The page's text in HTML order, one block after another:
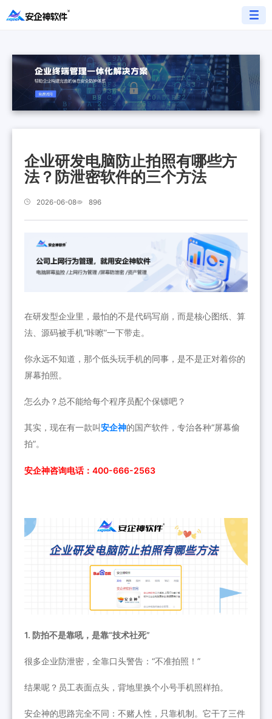
企业研发电脑防止拍照有哪些方
法？防泄密软件的三个方法
2026-06-08 896
在研发型企业里，最怕的不是代码写崩，而是核心图纸、算
法、源码被手机“咔嚓”一下带走。
你永远不知道，那个低头玩手机的同事，是不是正对着你的
屏幕拍照。
怎么办？总不能给每个程序员配个保镖吧？
其实，现在有一款叫安企神的国产软件，专治各种“屏幕偷
拍”。
安企神咨询电话：400-666-2563
1. 防拍不是靠吼，是靠“技术社死”
很多企业防泄密，全靠口头警告：“不准拍照！”
结果呢？员工表面点头，背地里换个小号手机照样拍。
安企神的思路完全不同：不赌人性，只靠机制。它干了三件